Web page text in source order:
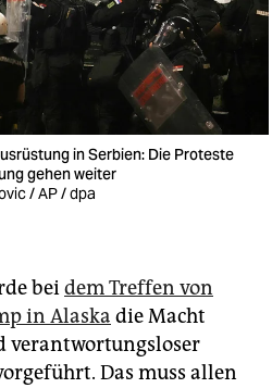
in Serbien: Die Proteste
gehen weiter
/ AP / dpa
beidem Treffen von
in Alaska die Macht
verantwortungsloser
Das muss allen